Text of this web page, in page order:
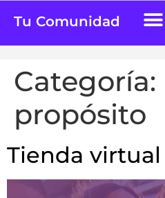
Tu Comunidad
Categoría:
propósito
Tienda virtual